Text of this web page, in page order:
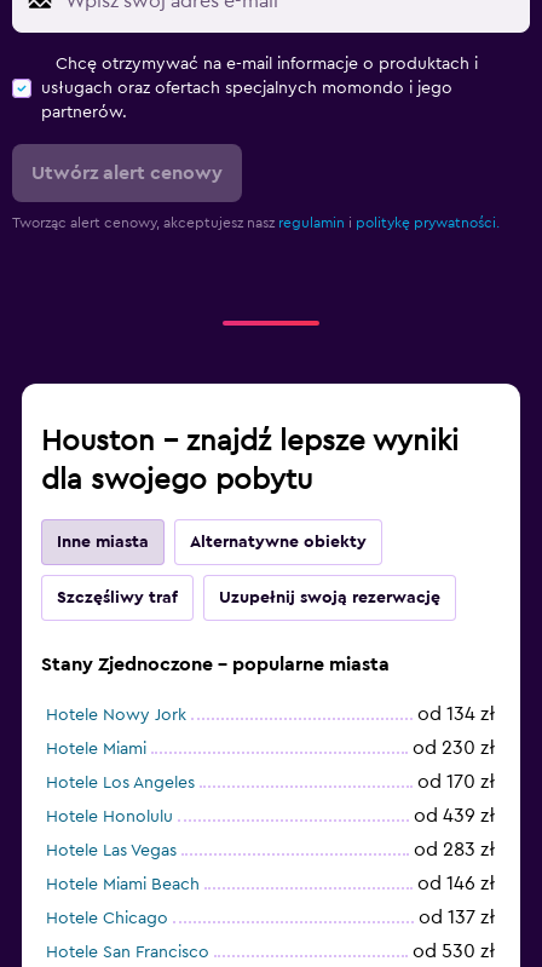
Chcę otrzymywać na e-mail informacje o produktach i
usługach oraz ofertach specjalnych momondo i jego
partnerów.
Utwórz alert cenowy
Tworząc alert cenowy, akceptujesz nasz regulamin i politykę prywatności.
Houston – znajdź lepsze wyniki
dla swojego pobytu
Inne miasta Alternatywne obiekty
Szczęśliwy traf Uzupełnij swoją rezerwację
Stany Zjednoczone – popularne miasta
Hotele Nowy Jork od 134 zł
Hotele Miami od 230 zł
Hotele Los Angeles od 170 zł
Hotele Honolulu od 439 zł
Hotele Las Vegas od 283 zł
Hotele Miami Beach od 146 zł
Hotele Chicago od 137 zł
Hotele San Francisco od 530 zł